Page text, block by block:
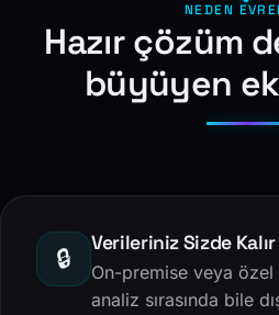
NEDEN
Hazır çözüm
büyüyen
🔒
Verileriniz Sizde Kalır
On-premise veya
analiz sırasında bile